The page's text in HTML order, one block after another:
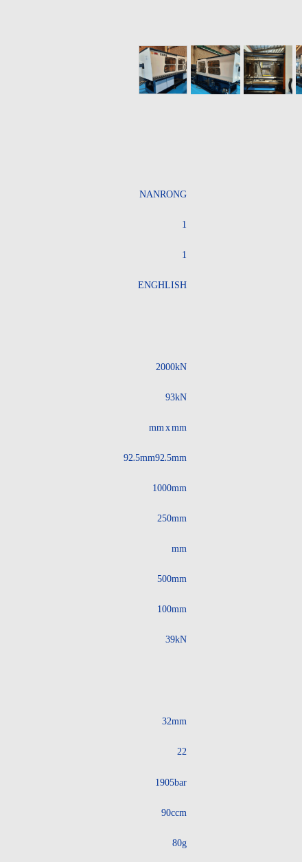
NANRONG
1
1
ENGHLISH
2000kN
93kN
mm x mm
92.5mm92.5mm
1000mm
250mm
mm
500mm
100mm
39kN
32mm
22
1905bar
90ccm
80g